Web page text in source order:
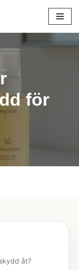
för
åt?